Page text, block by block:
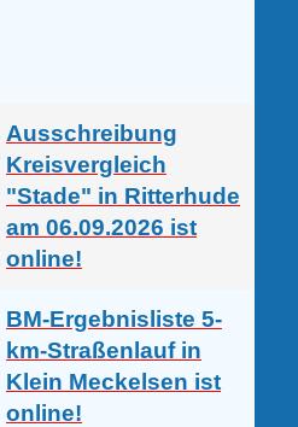
Ausschreibung
Kreisvergleich
"Stade" in Ritterhude
am 06.09.2026 ist
online!
BM-Ergebnisliste 5-
km-Straßenlauf in
Klein Meckelsen ist
online!